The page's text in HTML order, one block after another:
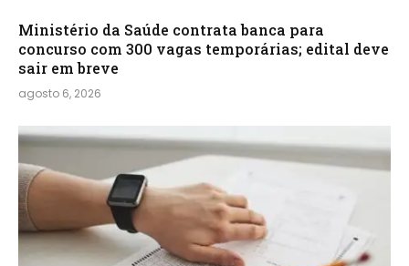
Ministério da Saúde contrata banca para
concurso com 300 vagas temporárias; edital deve
sair em breve
agosto 6, 2026